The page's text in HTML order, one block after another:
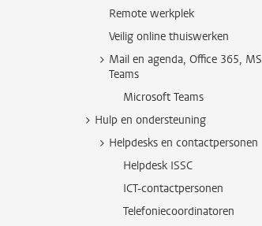
Remote werkplek
Veilig online thuiswerken
Mail en agenda, Office 365, MS
Teams
Microsoft Teams
Hulp en ondersteuning
Helpdesks en contactpersonen
Helpdesk ISSC
ICT-contactpersonen
Telefoniecoordinatoren